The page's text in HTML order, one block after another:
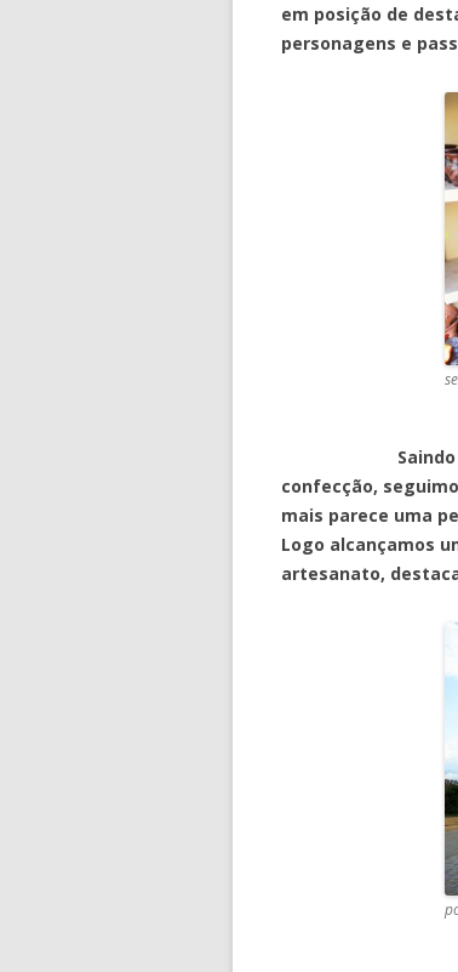
em posição de
personagens e
Saindo do
confecção,
mais parece uma
Logo alcançamos
artesanato,